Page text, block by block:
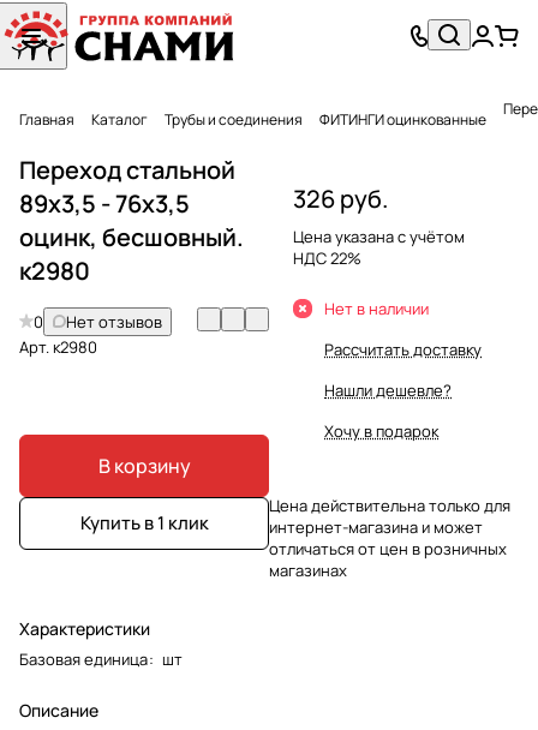
Главная Каталог Трубы и соединения ФИТИНГИ оцинкованные
Переход стальной
89х3,5 - 76х3,5
оцинк, бесшовный.
к2980
0
Нет отзывов
Арт.к2980
В корзину
Купить в 1 клик
Характеристики
Базовая единица: шт
Описание
326 руб.
Цена указана с учётом
НДС 22%
Нет в наличии
Рассчитать доставку
Нашли дешевле?
Хочу в подарок
Цена действительна только для
интернет-магазина и может
отличаться от цен в розничных
магазинах